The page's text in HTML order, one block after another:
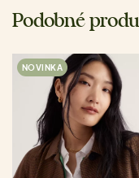
Podobné
NOVINKA